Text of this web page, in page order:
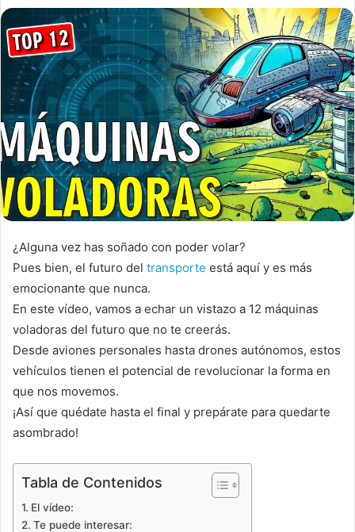
¿Alguna vez has soñado con poder volar?
Pues bien, el futuro del transporte está aquí y es más
emocionante que nunca.
En este vídeo, vamos a echar un vistazo a 12 máquinas
voladoras del futuro que no te creerás.
Desde aviones personales hasta drones autónomos, estos
vehículos tienen el potencial de revolucionar la forma en
que nos movemos.
¡Así que quédate hasta el final y prepárate para quedarte
asombrado!
Tabla de Contenidos
El vídeo:
Te puede interesar: